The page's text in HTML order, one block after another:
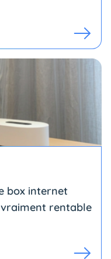
box internet
rentable